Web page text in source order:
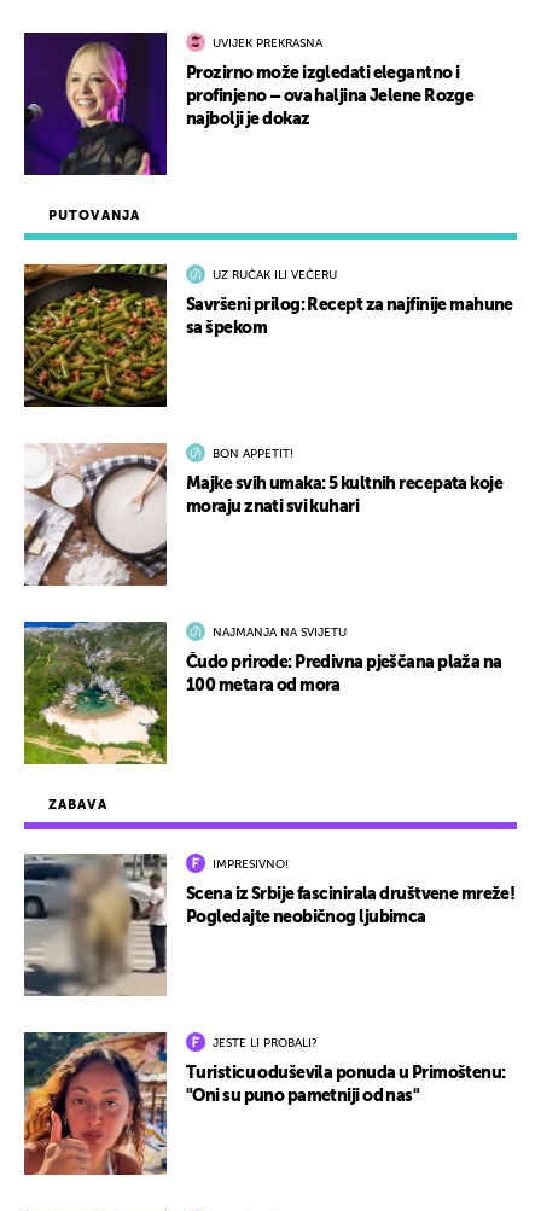
ZABAVA
IMPRESIVNO!
Scena iz Srbije fascinirala društvene mreže!
Pogledajte neobičnog ljubimca
JESTE LI PROBALI?
Turisticu oduševila ponuda u Primoštenu:
"Oni su puno pametniji od nas"
PUTOVANJA
UZ RUČAK ILI VEČERU
Savršeni prilog: Recept za najfinije mahune
sa špekom
BON APPETIT!
Majke svih umaka: 5 kultnih recepata koje
moraju znati svi kuhari
NAJMANJA NA SVIJETU
Čudo prirode: Predivna pješčana plaža na
100 metara od mora
UVIJEK PREKRASNA
Prozirno može izgledati elegantno i
profinjeno – ova haljina Jelene Rozge
najbolji je dokaz